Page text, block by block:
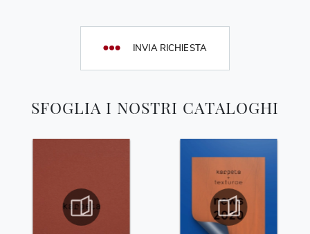
SFOGLIA I NOSTRI CATALOGHI
INVIA RICHIESTA